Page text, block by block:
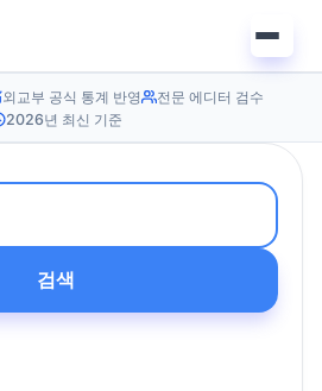
외교부 공식 통계 반영
전문 에디터 검수
2026년 최신 기준
검색